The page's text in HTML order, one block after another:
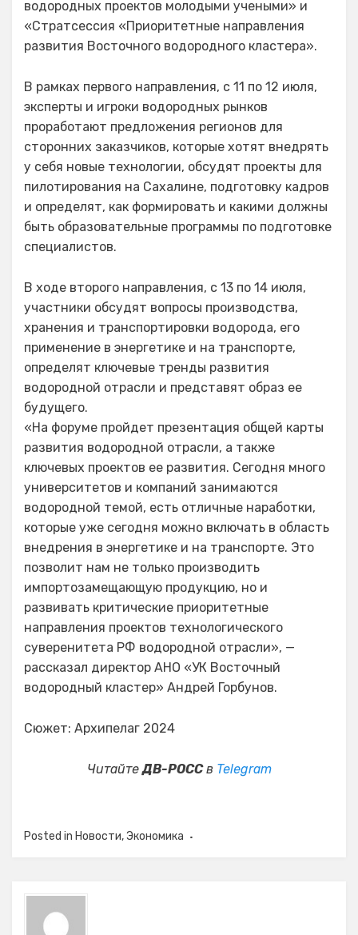
водородных проектов молодыми учеными» и
«Стратсессия «Приоритетные направления
развития Восточного водородного кластера».
В рамках первого направления, с 11 по 12 июля,
эксперты и игроки водородных рынков
проработают предложения регионов для
сторонних заказчиков, которые хотят внедрять
у себя новые технологии, обсудят проекты для
пилотирования на Сахалине, подготовку кадров
и определят, как формировать и какими должны
быть образовательные программы по подготовке
специалистов.
В ходе второго направления, с 13 по 14 июля,
участники обсудят вопросы производства,
хранения и транспортировки водорода, его
применение в энергетике и на транспорте,
определят ключевые тренды развития
водородной отрасли и представят образ ее
будущего.
«На форуме пройдет презентация общей карты
развития водородной отрасли, а также
ключевых проектов ее развития. Сегодня много
университетов и компаний занимаются
водородной темой, есть отличные наработки,
которые уже сегодня можно включать в область
внедрения в энергетике и на транспорте. Это
позволит нам не только производить
импортозамещающую продукцию, но и
развивать критические приоритетные
направления проектов технологического
суверенитета РФ водородной отрасли», —
рассказал директор АНО «УК Восточный
водородный кластер» Андрей Горбунов.
Сюжет: Архипелаг 2024
ЧитайтеДВ-РОССв Telegram
Posted in Новости,Экономика